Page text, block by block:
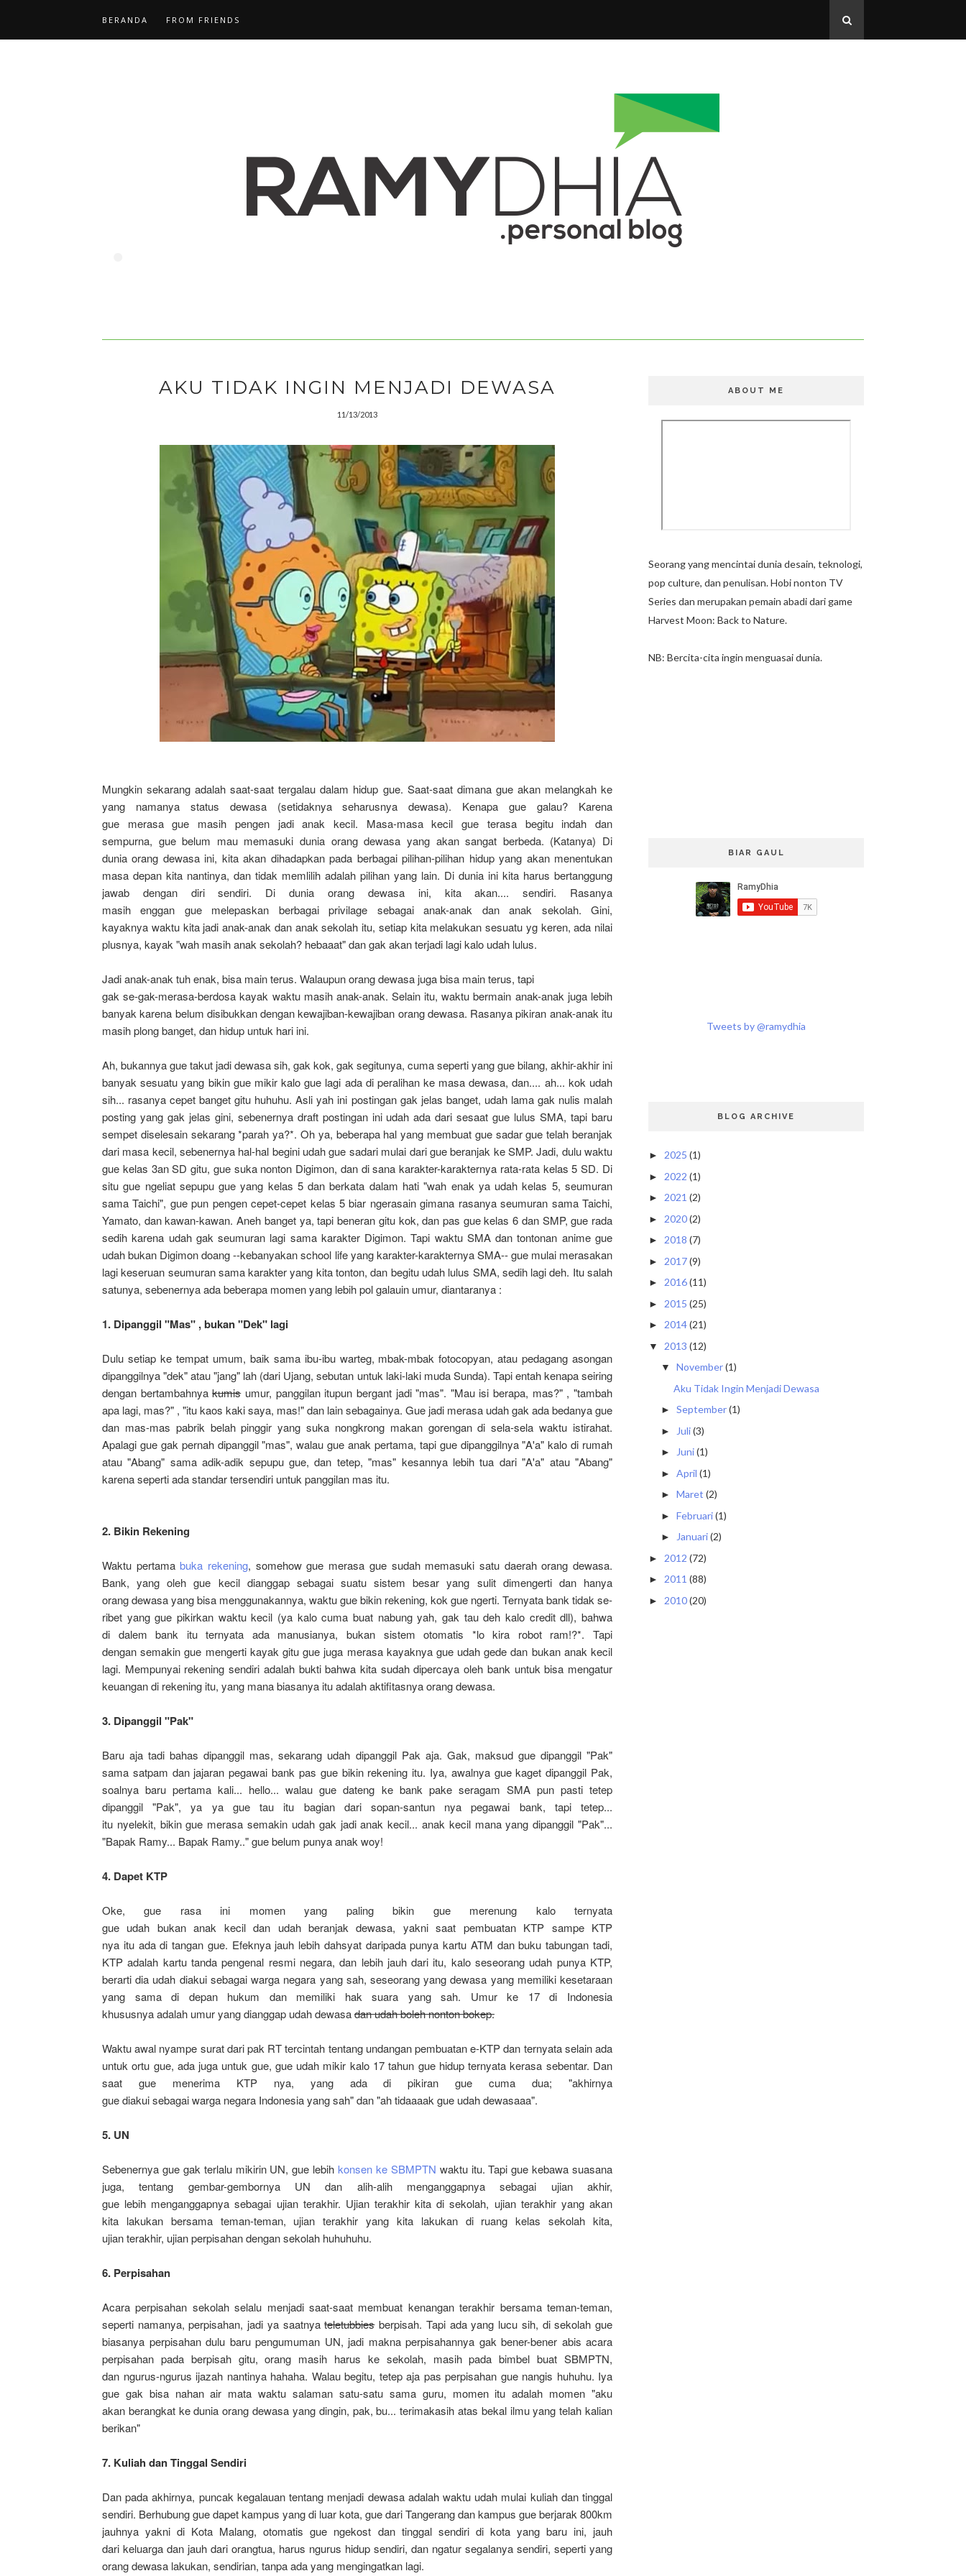
BERANDA FROM FRIENDS
AKU TIDAK INGIN MENJADI DEWASA
11/13/2013
Mungkin sekarang adalah saat-saat tergalau dalam hidup gue. Saat-saat dimana gue akan melangkah ke
yang namanya status dewasa (setidaknya seharusnya dewasa). Kenapa guegalau? Karena
gue merasa gue masih pengen jadi anak kecil. Masa-masa kecil gue terasa begitu indah dan
sempurna, gue belum mau memasuki dunia orang dewasa yang akan sangat berbeda. (Katanya) Di
dunia orang dewasa ini, kita akan dihadapkan pada berbagai pilihan-pilihan hidup yang akan menentukan
masa depan kita nantinya, dan tidak memlilih adalah pilihan yang lain. Di dunia ini kita harus bertanggung
jawab dengan diri sendiri. Di dunia orang dewasa ini, kita akan....sendiri. Rasanya
masih enggan gue melepaskan berbagai privilage sebagai anak-anak dan anak sekolah. Gini,
kayaknya waktu kita jadi anak-anak dan anak sekolah itu, setiap kita melakukan sesuatu yg keren, ada nilai
plusnya, kayak "wah masih anak sekolah? hebaaat" dan gak akan terjadi lagi kalo udah lulus.
Jadi anak-anak tuh enak, bisa main terus. Walaupun orang dewasa juga bisa main terus, tapi
gak se-gak-merasa-berdosa kayak waktu masih anak-anak. Selain itu, waktu bermain anak-anak juga lebih
banyak karena belum disibukkan dengan kewajiban-kewajiban orang dewasa. Rasanya pikiran anak-anak itu
masih plong banget, dan hidup untuk hari ini.
Ah, bukannya gue takut jadi dewasa sih, gak kok, gak segitunya, cuma seperti yang gue bilang, akhir-akhir ini
banyak sesuatu yang bikin gue mikir kalo gue lagi ada di peralihan ke masa dewasa, dan.... ah... kok udah
sih... rasanya cepet banget gitu huhuhu. Asli yah ini postingan gak jelas banget, udah lama gak nulis malah
posting yang gak jelas gini, sebenernya draft postingan ini udah ada dari sesaat gue lulus SMA, tapi baru
sempet diselesain sekarang *parah ya?*. Oh ya, beberapa hal yang membuat gue sadar gue telah beranjak
dari masa kecil, sebenernya hal-hal begini udah gue sadari mulai dari gue beranjak ke SMP. Jadi, dulu waktu
gue kelas 3an SD gitu, gue suka nonton Digimon, dan di sana karakter-karakternya rata-rata kelas 5 SD. Di
situ gue ngeliat sepupu gue yang kelas 5 dan berkata dalam hati "wah enak ya udah kelas 5, seumuran
sama Taichi", gue pun pengen cepet-cepet kelas 5 biar ngerasain gimana rasanya seumuran sama Taichi,
Yamato, dan kawan-kawan. Aneh banget ya, tapi beneran gitu kok, dan pas gue kelas 6 dan SMP, gue rada
sedih karena udah gak seumuran lagi sama karakter Digimon. Tapi waktu SMA dan tontonan anime gue
udah bukan Digimon doang --kebanyakan school life yang karakter-karakternya SMA-- gue mulai merasakan
lagi keseruan seumuran sama karakter yang kita tonton, dan begitu udah lulus SMA, sedih lagi deh. Itu salah
satunya, sebenernya ada beberapa momen yang lebih pol galauin umur, diantaranya :
1. Dipanggil "Mas" , bukan "Dek" lagi
Dulu setiap ke tempat umum, baik sama ibu-ibu warteg, mbak-mbak fotocopyan, atau pedagang asongan
dipanggilnya "dek" atau "jang" lah (dari Ujang, sebutan untuk laki-laki muda Sunda). Tapi entah kenapa seiring
dengan bertambahnyakumisumur, panggilan itupun bergant jadi "mas". "Mau isi berapa, mas?" , "tambah
apa lagi, mas?" , "itu kaos kaki saya, mas!" dan lain sebagainya. Gue jadi merasa udah gak ada bedanya gue
dan mas-mas pabrik belah pinggir yang suka nongkrong makan gorengan di sela-sela waktu istirahat.
Apalagi gue gak pernah dipanggil "mas", walau gue anak pertama, tapi gue dipanggilnya "A'a" kalo di rumah
atau "Abang" sama adik-adik sepupu gue, dan tetep, "mas" kesannya lebih tua dari "A'a" atau "Abang"
karena seperti ada standar tersendiri untuk panggilan mas itu.
2. Bikin Rekening
Waktu pertamabuka rekening, somehow gue merasa gue sudah memasuki satu daerah orang dewasa.
Bank, yang oleh gue kecil dianggap sebagai suatu sistem besar yang sulit dimengerti dan hanya
orang dewasa yang bisa menggunakannya, waktu gue bikin rekening, kok gue ngerti. Ternyata bank tidak se-
ribet yang gue pikirkan waktu kecil (ya kalo cuma buat nabung yah, gak tau deh kalo credit dll), bahwa
di dalem bank itu ternyata ada manusianya, bukan sistem otomatis *lo kira robot ram!?*. Tapi
dengan semakin gue mengerti kayak gitu gue juga merasa kayaknya gue udah gede dan bukan anak kecil
lagi. Mempunyai rekening sendiri adalah bukti bahwa kita sudah dipercaya oleh bank untuk bisa mengatur
keuangan di rekening itu, yang mana biasanya itu adalah aktifitasnya orang dewasa.
3. Dipanggil "Pak"
Baru aja tadi bahas dipanggil mas, sekarang udah dipanggil Pak aja. Gak, maksud gue dipanggil "Pak"
sama satpam dan jajaran pegawai bank pas gue bikin rekening itu. Iya, awalnya gue kaget dipanggil Pak,
soalnya baru pertama kali... hello... walau gue dateng ke bank pake seragam SMA pun pasti tetep
dipanggil "Pak", ya ya gue tau itu bagian dari sopan-santun nya pegawai bank, tapi tetep...
itu nyelekit, bikin gue merasa semakin udah gak jadi anak kecil... anak kecil manayang dipanggil "Pak"...
"Bapak Ramy... Bapak Ramy.." gue belum punya anak woy!
4. Dapet KTP
Oke, gue rasa ini momen yang paling bikin gue merenung kalo ternyata
gue udah bukan anak kecil dan udah beranjak dewasa, yakni saat pembuatan KTP sampe KTP
nya itu ada di tangan gue. Efeknya jauh lebih dahsyat daripada punya kartu ATM dan buku tabungan tadi,
KTP adalah kartu tanda pengenal resmi negara, dan lebih jauh dari itu, kalo seseorang udah punya KTP,
berarti dia udah diakui sebagai warga negara yang sah, seseorang yang dewasa yang memiliki kesetaraan
yang sama di depan hukum dan memiliki hak suara yang sah. Umur ke 17 di Indonesia
khususnya adalah umur yang dianggap udah dewasadan udah boleh nonton bokep.
Waktu awal nyampe surat dari pak RT tercintah tentang undangan pembuatan e-KTP dan ternyata selain ada
untuk ortu gue, ada juga untuk gue, gue udah mikir kalo 17 tahun gue hidup ternyata kerasa sebentar. Dan
saat gue menerima KTP nya, yang ada di pikiran gue cuma dua; "akhirnya
gue diakui sebagai warga negara Indonesia yang sah" dan "ah tidaaaak gue udah dewasaaa".
5. UN
Sebenernya gue gak terlalu mikirin UN, gue lebih konsen ke SBMPTN waktu itu. Tapi gue kebawa suasana
juga, tentang gembar-gembornya UN dan alih-alih menganggapnya sebagai ujian akhir,
gue lebih menganggapnya sebagai ujian terakhir. Ujian terakhir kita di sekolah, ujian terakhir yang akan
kita lakukan bersama teman-teman, ujian terakhir yang kita lakukan di ruang kelas sekolah kita,
ujian terakhir, ujian perpisahan dengan sekolah huhuhuhu.
6. Perpisahan
Acara perpisahan sekolah selalu menjadi saat-saat membuat kenangan terakhir bersama teman-teman,
seperti namanya, perpisahan, jadi ya saatnyateletubbiesberpisah. Tapi ada yang lucu sih, di sekolah gue
biasanya perpisahan dulu baru pengumuman UN, jadi makna perpisahannya gak bener-bener abis acara
perpisahan pada berpisah gitu, orang masih harus ke sekolah, masih pada bimbel buat SBMPTN,
dan ngurus-ngurus ijazah nantinya hahaha. Walau begitu, tetep aja pas perpisahan gue nangis huhuhu. Iya
gue gak bisa nahan air mata waktu salaman satu-satu sama guru, momen itu adalah momen "aku
akan berangkat ke dunia orang dewasa yang dingin, pak, bu...terimakasih atas bekalilmu yang telah kalian
berikan"
7. Kuliah dan Tinggal Sendiri
Dan pada akhirnya, puncak kegalauan tentang menjadi dewasa adalah waktu udah mulai kuliah dan tinggal
sendiri. Berhubung gue dapet kampus yang di luar kota, gue dari Tangerang dan kampus gue berjarak 800km
jauhnya yakni di Kota Malang, otomatis gue ngekost dan tinggal sendiri di kota yang baru ini, jauh
dari keluarga dan jauh dari orangtua, harus ngurus hidup sendiri, dan ngatur segalanya sendiri, seperti yang
orang dewasa lakukan, sendirian, tanpa ada yang mengingatkan lagi.
ABOUT ME
Seorang yang mencintai dunia desain, teknologi,
pop culture, dan penulisan. Hobi nonton TV
Series dan merupakan pemain abadi dari game
Harvest Moon: Back to Nature.
NB: Bercita-cita ingin menguasai dunia.
BIAR GAUL
Tweets by @ramydhia
BLOG ARCHIVE
► 2025 (1)
► 2022 (1)
► 2021 (2)
► 2020(2)
► 2018 (7)
► 2017(9)
► 2016(11)
► 2015 (25)
► 2014(21)
▼ 2013 (12)
▼ November(1)
Aku Tidak Ingin Menjadi Dewasa
► September(1)
► Juli(3)
► Juni(1)
► April (1)
► Maret (2)
► Februari(1)
► Januari(2)
► 2012 (72)
► 2011 (88)
► 2010(20)